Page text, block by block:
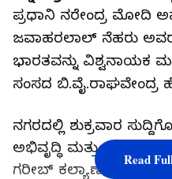
ಪ್ರಧಾನಿ ನರೇಂದ್ರ ಮೋದಿ
ಜವಾಹರಲಾಲ್ ನೆಹರು
ಭಾರತವನ್ನು ವಿಶ್ವನಾಯಕ
ಸಂಸದ ಬಿ.ವೈ.ರಾಘವೇಂದ್ರ
ನಗರದಲ್ಲಿ ಶುಕ್ರವಾರ
ಅಭಿವೃದ್ಧಿ ಮತ್ತು
ಗರೀಬ್ ಕಲ್ಯಾಣ್ ಯೋಜನೆ,
Read